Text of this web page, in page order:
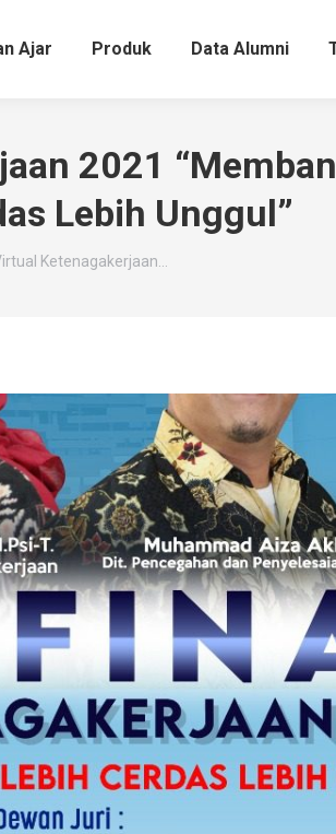
Ajar Produk Data Alumni
2021
Lebih Unggul”
Ketenagakerjaan…